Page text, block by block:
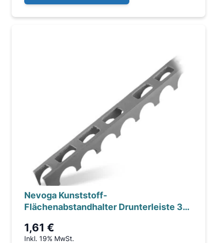
Nevoga Kunststoff-
Flächenabstandhalter Drunterleiste 35
1,61 €
Inkl. 19% MwSt.